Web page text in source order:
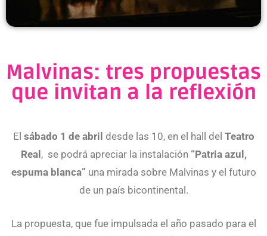
Malvinas: tres propuestas
que invitan a la reflexión
El sábado 1 de abril desde las 10, en el hall del Teatro
Real , se podrá apreciar la instalación “Patria azul,
espuma blanca” una mirada sobre Malvinas y el futuro
de un país bicontinental.
La propuesta, que fue impulsada el año pasado para el